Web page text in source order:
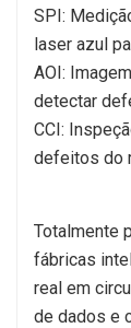
SPI:
laser azul
AOI:
detectar
CCI:
defeitos do
Totalmente
fábricas
real em
de dados e